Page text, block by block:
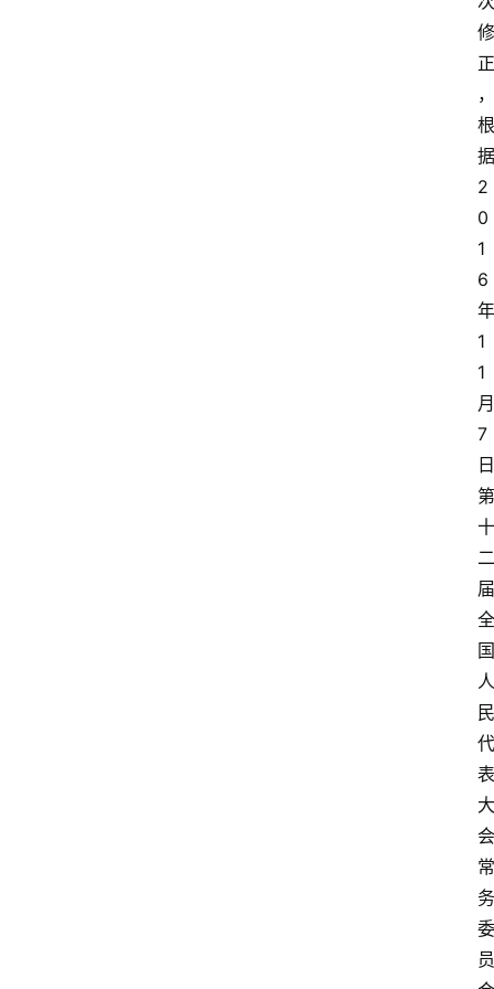
修
正
，
根
据
2
0
1
6
年
1
1
月
7
日
第
十
二
届
全
国
人
民
代
表
大
会
常
务
委
员